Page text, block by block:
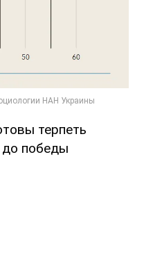
терпеть
до победы